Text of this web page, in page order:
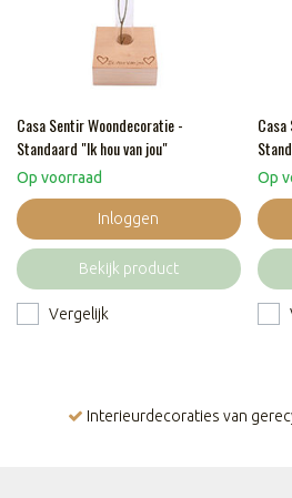
Casa Sentir Woondecoratie -
Standaard "Ik hou van jou"
Op voorraad
Inloggen
Bekijk product
Vergelijk
Op
Interieurdecoraties van